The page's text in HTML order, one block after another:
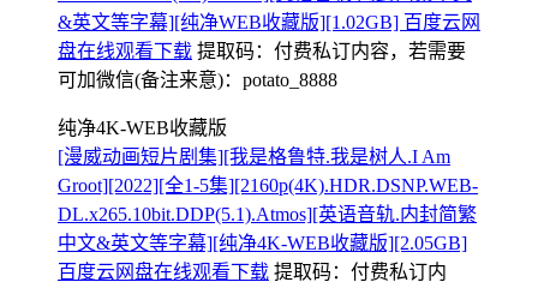
&英文等字幕][纯净WEB收藏版][1.02GB] 百度云网
盘在线观看下载 提取码： 付费私订内容，若需要
可加微信(备注来意)：potato_8888
纯净4K-WEB收藏版
[漫威动画短片剧集][我是格鲁特.我是树人.I Am
Groot][2022][全1-5集][2160p(4K).HDR.DSNP.WEB-
DL.x265.10bit.DDP(5.1).Atmos][英语音轨.内封简繁
中文&英文等字幕][纯净4K-WEB收藏版][2.05GB]
百度云网盘在线观看下载 提取码： 付费私订内